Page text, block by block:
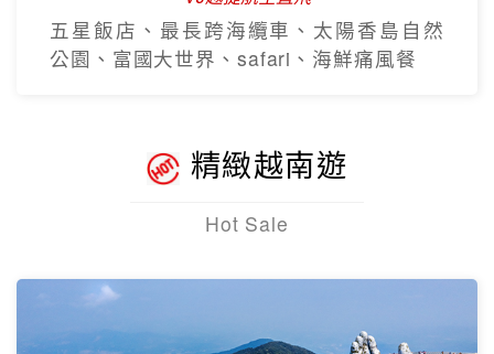
五星飯店、最長跨海纜車、太陽香島自然
公園、富國大世界、safari、海鮮痛風餐
精緻越南遊
Hot Sale